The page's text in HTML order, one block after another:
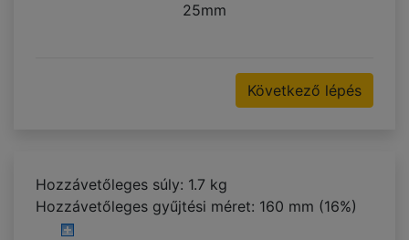
25mm
Következő lépés
Hozzávetőleges súly: 1.7 kg
Hozzávetőleges gyűjtési méret: 160 mm (16%)